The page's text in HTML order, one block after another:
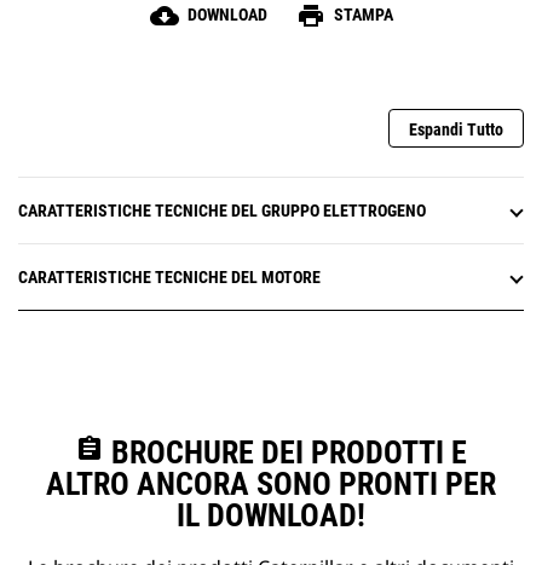
cloud_download DOWNLOAD print STAMPA
Espandi Tutto
CARATTERISTICHE TECNICHE DEL GRUPPO ELETTROGENO
CARATTERISTICHE TECNICHE DEL MOTORE
assignment BROCHURE DEI PRODOTTI E
ALTRO ANCORA SONO PRONTI PER
IL DOWNLOAD!